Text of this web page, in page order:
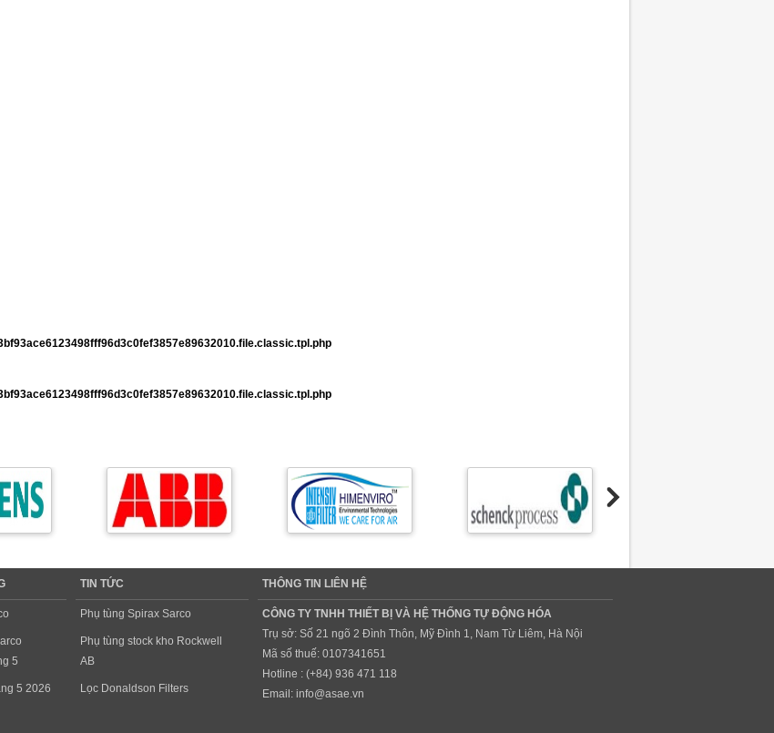
5
5 2026
TIN TỨC
Phụ tùng Spirax Sarco
Phụ tùng stock kho Rockwell
AB
Lọc Donaldson Filters
THÔNG TIN LIÊN HỆ
CÔNG TY TNHH THIẾT BỊ VÀ HỆ THỐNG TỰ ĐỘNG HÓA
Trụ sở: Số 21 ngõ 2 Đình Thôn, Mỹ Đình 1, Nam Từ Liêm, Hà Nội
Mã số thuế: 0107341651
Hotline : (+84) 936 471 118
Email: info@asae.vn